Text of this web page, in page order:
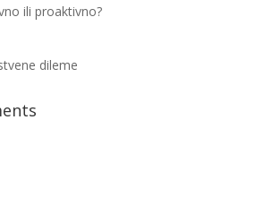
ili proaktivno?
dileme